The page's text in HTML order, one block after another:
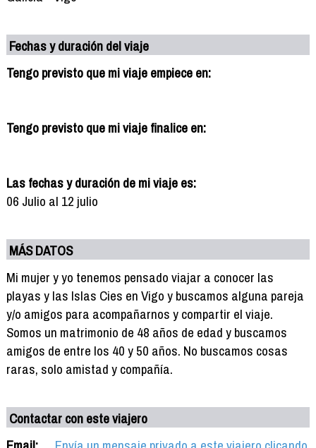
Fechas y duración del viaje
Tengo previsto que mi viaje empiece en:
Tengo previsto que mi viaje finalice en:
Las fechas y duración de mi viaje es:
06 Julio al 12 julio
MÁS DATOS
Mi mujer y yo tenemos pensado viajar a conocer las
playas y las Islas Cies en Vigo y buscamos alguna pareja
y/o amigos para acompañarnos y compartir el viaje.
Somos un matrimonio de 48 años de edad y buscamos
amigos de entre los 40 y 50 años. No buscamos cosas
raras, solo amistad y compañía.
Contactar con este viajero